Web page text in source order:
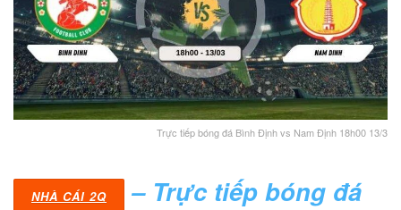
Trực tiếp bóng đá Bình Định vs Nam Định 18h00 13/3
NHÀ CÁI 2Q
– Trực tiếp bóng đá